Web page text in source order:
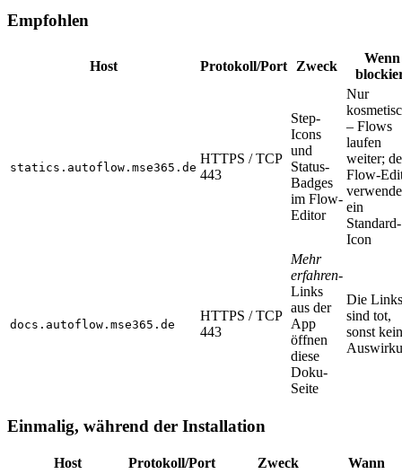
Empfohlen
Host Protokoll/Port Zweck
Wenn
statics.autoflow.mse365.de
HTTPS / TCP
443
Step-
Icons
und
Status-
Badges
im Flow-
Editor
Nur
– Flows
laufen
weiter;
Flow-
ein
Standard-
Icon
docs.autoflow.mse365.de
HTTPS / TCP
443
Mehr
erfahren-
Links
aus der
App
öffnen
diese
Doku-
Seite
Die Links
sind tot,
sonst
Einmalig, während der Installation
Host Protokoll/Port Zweck Wann